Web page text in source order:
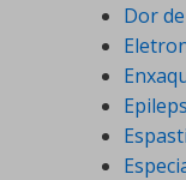
Dor